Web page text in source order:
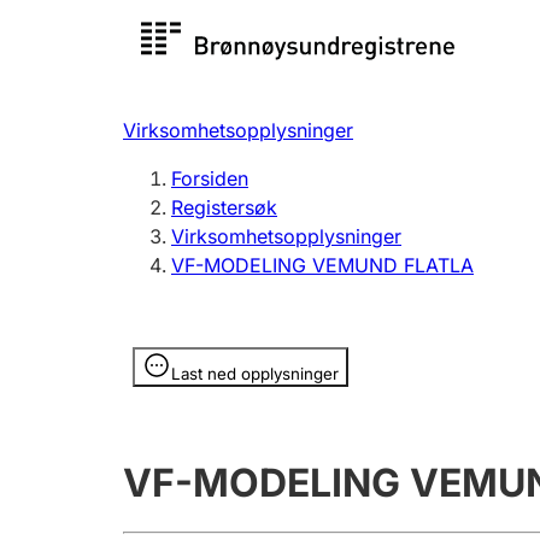
Registersøk
Registrere, endre, slette
Virksomhetsopplysninger
Forsiden
Registersøk
Virksomhetsopplysninger
VF-MODELING VEMUND FLATLA
Last ned opplysninger
Opplysninger er skjult
VF-MODELING